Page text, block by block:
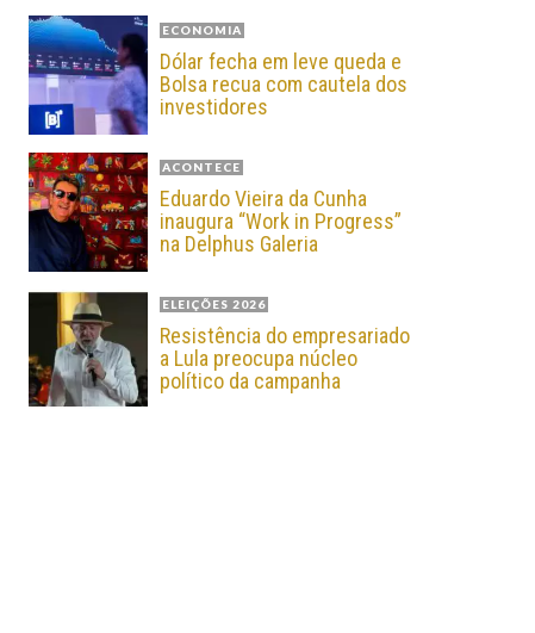
ECONOMIA
Dólar fecha em leve queda e
Bolsa recua com cautela dos
investidores
ACONTECE
Eduardo Vieira da Cunha
inaugura “Work in Progress”
na Delphus Galeria
ELEIÇÕES 2026
Resistência do empresariado
a Lula preocupa núcleo
político da campanha